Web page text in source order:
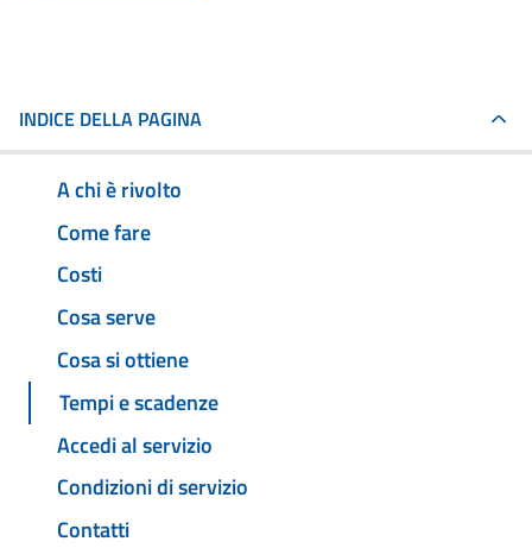
INDICE DELLA PAGINA
A chi è rivolto
Come fare
Costi
Cosa serve
Cosa si ottiene
Tempi e scadenze
Accedi al servizio
Condizioni di servizio
Contatti